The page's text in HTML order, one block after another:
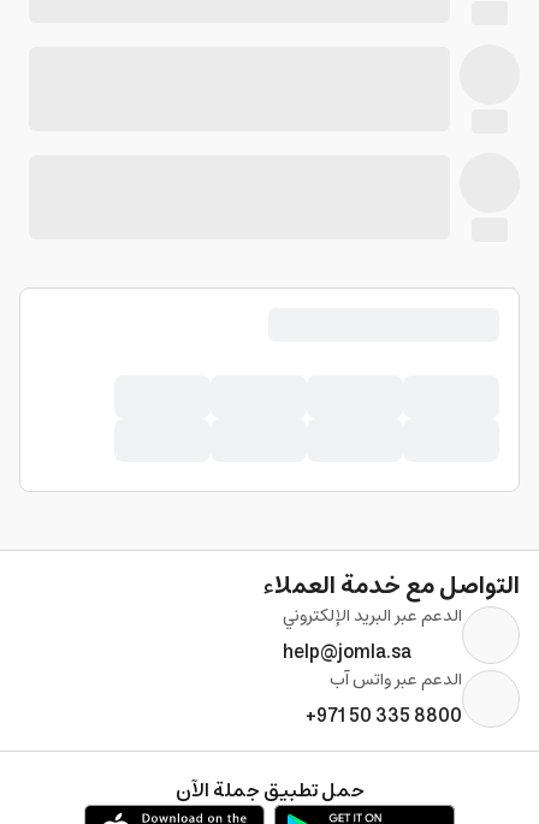
التواصل مع خدمة العملاء
الدعم عبر البريد الإلكتروني
help@jomla.sa
الدعم عبر واتس آب
+971 50 335 8800
حمل تطبيق جملة الآن